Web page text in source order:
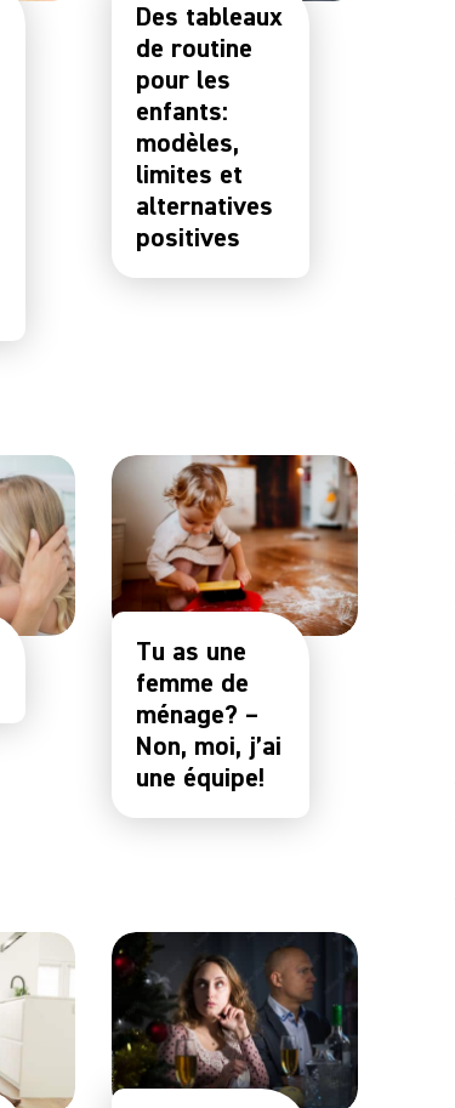
Des tableaux
de routine
pour les
enfants:
modèles,
limites et
alternatives
positives
Tu as une
femme de
ménage? –
Non, moi, j’ai
une équipe!